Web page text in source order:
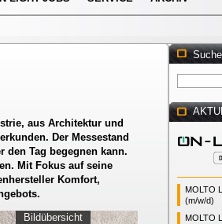
aus Architektur und
Der Messestand
den Tag begegnen kann.
Mit Fokus auf seine
Komfort,
Bildübersicht
Suche
MOLTO
(m/w/d)
MOLTO